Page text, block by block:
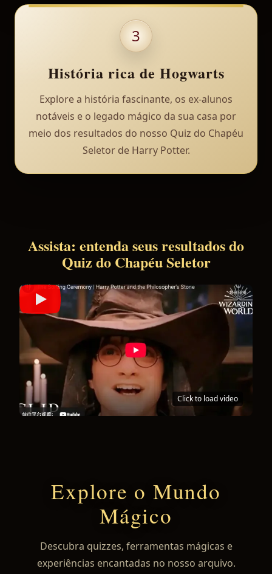
3
História rica de Hogwarts
Explore a história fascinante, os ex-alunos
notáveis e o legado mágico da sua casa por
meio dos resultados do nosso Quiz do Chapéu
Seletor de Harry Potter.
Assista: entenda seus resultados do
Quiz do Chapéu Seletor
Click to load video
Explore o Mundo
Mágico
Descubra quizzes, ferramentas mágicas e
experiências encantadas no nosso arquivo.